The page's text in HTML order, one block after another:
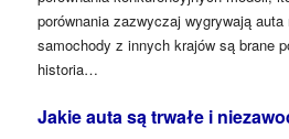
porównania zazwyczaj wygrywają
samochody z innych krajów są brane
historia…
Jakie auta są trwałe i